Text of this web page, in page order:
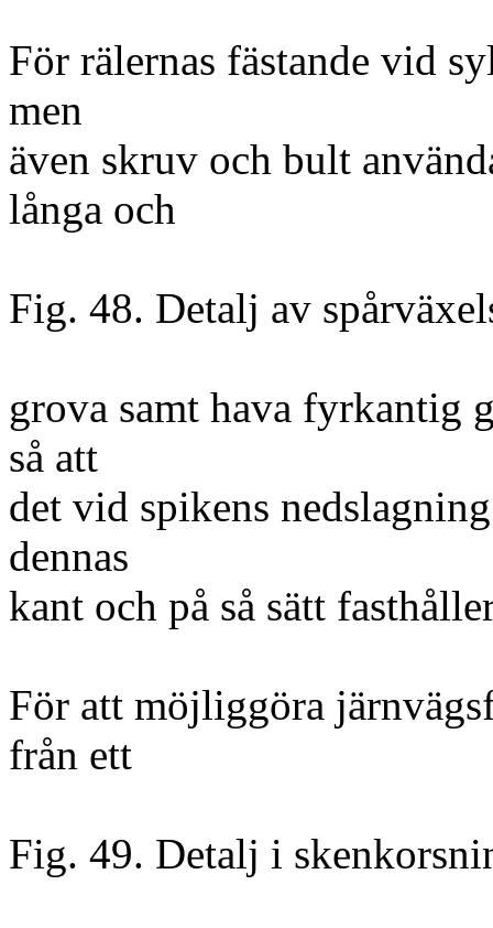
För rälernas fästande vid
men
även skruv och bult
långa och
Fig. 48. Detalj av
grova samt hava fyrkantig
så att
det vid spikens
dennas
kant och på så sätt
För att möjliggöra
från ett
Fig. 49. Detalj i